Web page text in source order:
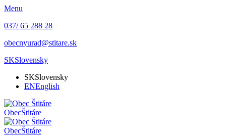
Menu
037/ 65 288 28
obecnyurad@stitare.sk
SKSlovensky
SKSlovensky
ENEnglish
ObecŠtitáre
ObecŠtitáre